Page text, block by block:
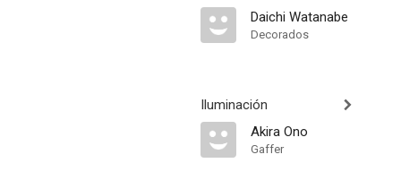
Daichi Watanabe
Decorados
Iluminación
Akira Ono
Gaffer